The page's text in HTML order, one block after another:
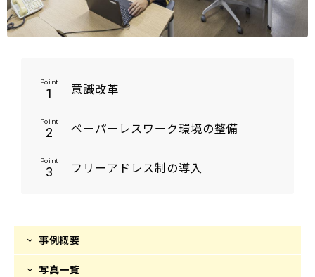
Point
1 意識改革
Point
2 ペーパーレスワーク環境の整備
Point
3 フリーアドレス制の導入
事例概要
写真一覧